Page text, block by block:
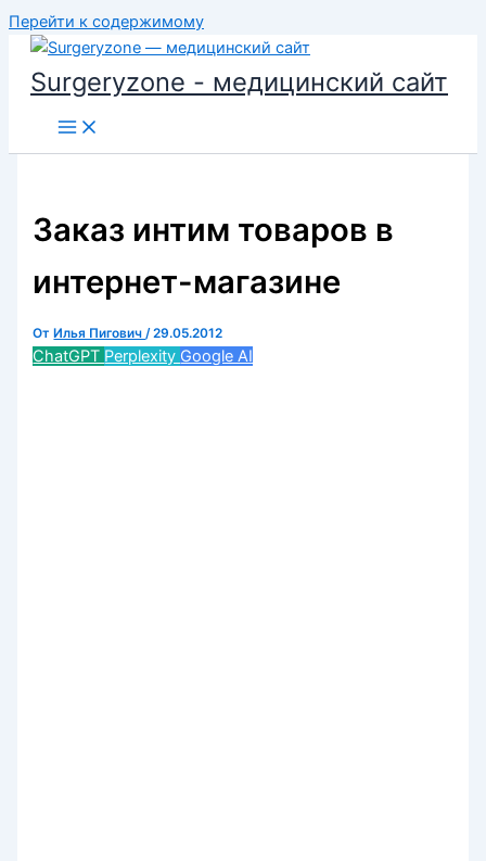
Перейти к содержимому
Surgeryzone - медицинский сайт
Заказ интим товаров в
интернет-магазине
От Илья Пигович/29.05.2012
ChatGPT Perplexity Google AI